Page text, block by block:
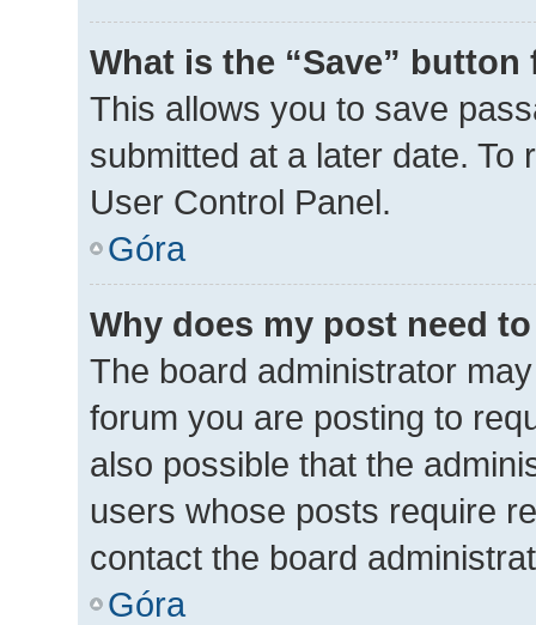
What is the “Save”
This allows you to save
submitted at a later date.
User Control Panel.
Góra
Why does my post need
The board administrator
forum you are posting to
also possible that the
users whose posts require
contact the board
Góra